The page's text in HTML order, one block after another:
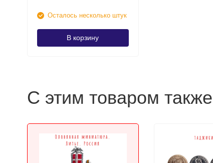
Осталось несколько штук
В корзину
С этим товаром